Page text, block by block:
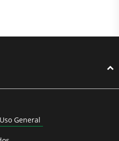
General